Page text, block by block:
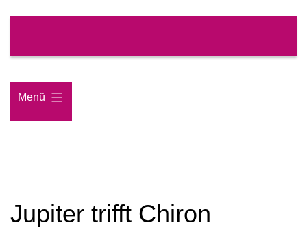
springen
Menü
Jupiter trifft Chiron